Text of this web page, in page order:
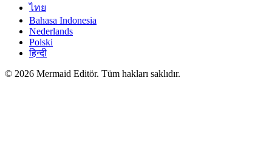
ไทย
Bahasa Indonesia
Nederlands
Polski
हिन्दी
© 2026 Mermaid Editör. Tüm hakları saklıdır.